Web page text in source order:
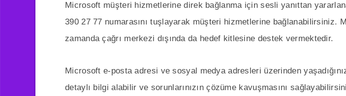
Microsoft müşteri hizmetlerine direk bağlanma için sesli yanıttan
390 27 77 numarasını tuşlayarak müşteri hizmetlerine bağlanabilirsiniz.
zamanda çağrı merkezi dışında da hedef kitlesine destek vermektedir.
Microsoft e-posta adresi ve sosyal medya adresleri üzerinden
detaylı bilgi alabilir ve sorunlarınızın çözüme kavuşmasını